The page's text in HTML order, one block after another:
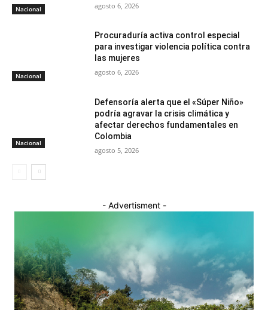
Nacional agosto 6, 2026
Nacional
Procuraduría activa control especial
para investigar violencia política contra
las mujeres
agosto 6, 2026
Nacional
Defensoría alerta que el «Súper Niño»
podría agravar la crisis climática y
afectar derechos fundamentales en
Colombia
agosto 5, 2026
- Advertisment -